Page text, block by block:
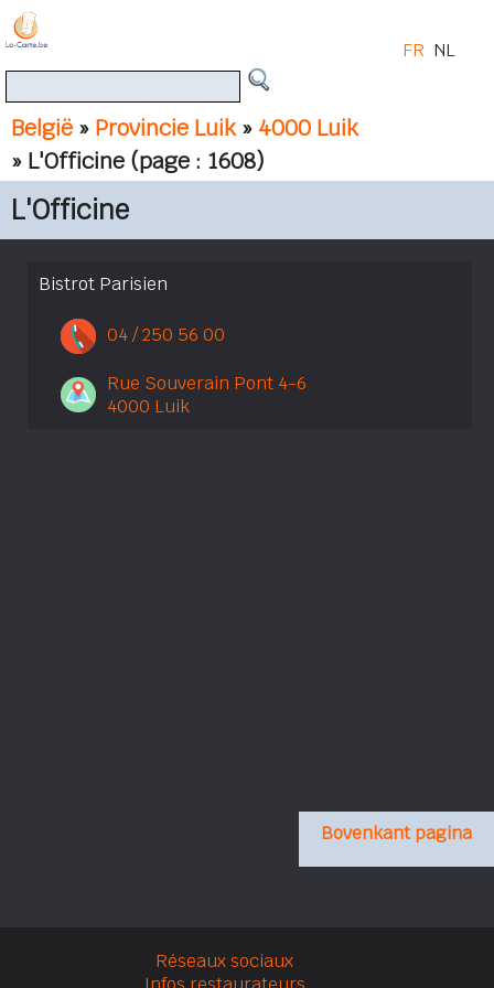
België » Provincie Luik» 4000 Luik
» L'Officine (page : 1608)
FR NL
L'Officine
Bistrot Parisien
04 / 250 56 00
Rue Souverain Pont 4-6
4000 Luik
Bovenkant pagina
Réseaux sociaux